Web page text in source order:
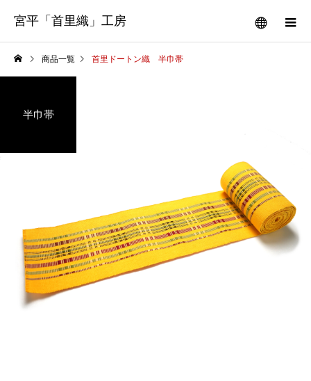
宮平「首里織」工房
商品一覧 首里ドートン織 半巾帯
半巾帯